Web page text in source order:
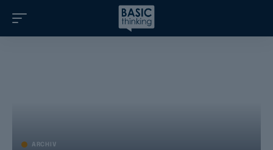
ARCHIV